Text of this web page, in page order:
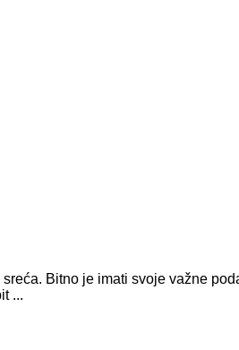
Bitno je imati svoje važne
...